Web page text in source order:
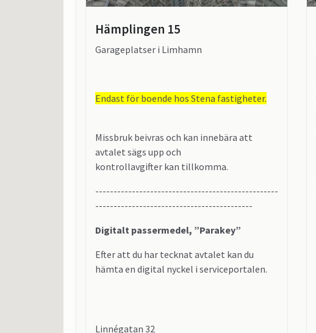
Hämplingen 15
Garageplatser i Limhamn
Endast för boende hos Stena fastigheter.
Missbruk beivras och kan innebära att
avtalet sägs upp och
kontrollavgifter kan tillkomma.
--------------------------------------------------
-------------------------------------------
Digitalt passermedel, ”Parakey”
Efter att du har tecknat avtalet kan du
hämta en digital nyckel i serviceportalen.
Linnégatan 32